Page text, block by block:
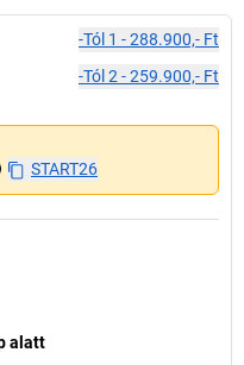
-tól 1 -288.900,- Ft
-tól 2 -259.900,- Ft
START26
alatt